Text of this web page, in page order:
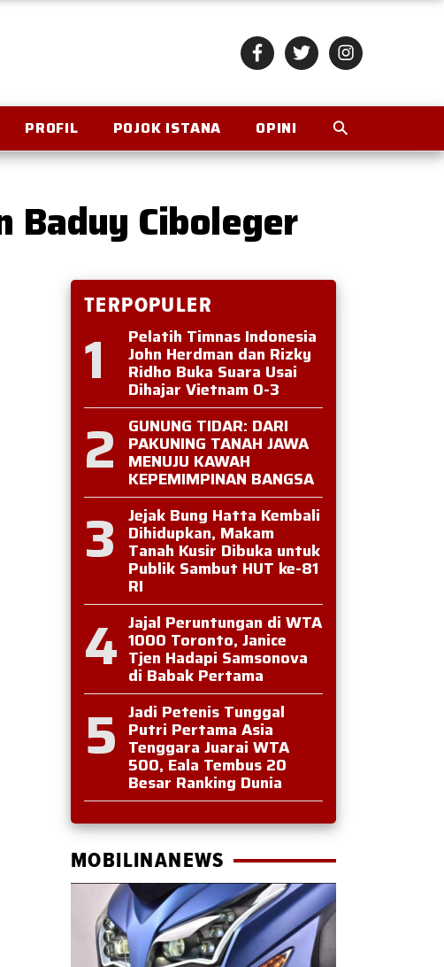
PROFIL POJOK ISTANA OPINI
Baduy Ciboleger
TERPOPULER
1 Pelatih Timnas Indonesia
John Herdman dan Rizky
Ridho Buka Suara Usai
Dihajar Vietnam 0-3
2 GUNUNG TIDAR: DARI
PAKUNING TANAH JAWA
MENUJU KAWAH
KEPEMIMPINAN BANGSA
3 Jejak Bung Hatta Kembali
Dihidupkan, Makam
Tanah Kusir Dibuka untuk
Publik Sambut HUT ke-81
RI
4 Jajal Peruntungan di WTA
1000 Toronto, Janice
Tjen Hadapi Samsonova
di Babak Pertama
5 Jadi Petenis Tunggal
Putri Pertama Asia
Tenggara Juarai WTA
500, Eala Tembus 20
Besar Ranking Dunia
MOBILINANEWS